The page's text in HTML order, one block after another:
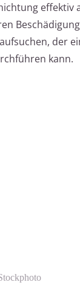
effektiv
der
kann.